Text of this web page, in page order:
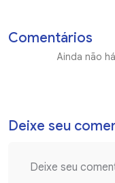
Comentários
Ainda não
Deixe seu